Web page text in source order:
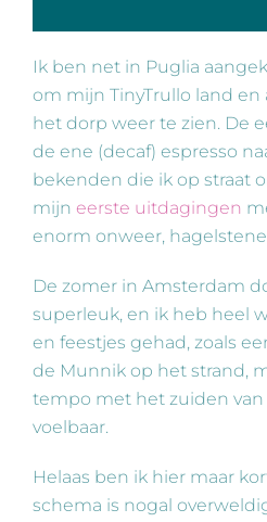
Ik ben net in Puglia
om mijn TinyTrullo land en
het dorp weer te zien. De
de ene (decaf) espresso
bekenden die ik op straat
mijn eerste uitdagingen
enorm onweer,
De zomer in Amsterdam
superleuk, en ik heb heel
en feestjes gehad, zoals
de Munnik op het strand,
tempo met het zuiden
voelbaar.
Helaas ben ik hier maar
schema is nogal